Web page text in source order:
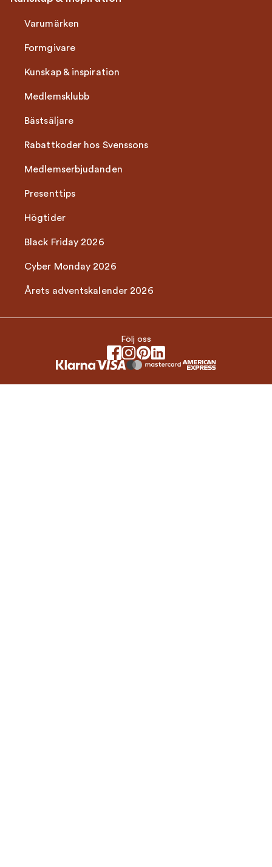
Varumärken
Formgivare
Kunskap & inspiration
Medlemsklubb
Bästsäljare
Rabattkoder hos Svenssons
Medlemserbjudanden
Presenttips
Högtider
Black Friday 2026
Cyber Monday 2026
Årets adventskalender 2026
Följ oss